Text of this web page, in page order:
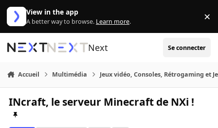
Aller au contenu
View in the app
A better way to browse. Learn more. ×
Next Se connecter
Accueil Multimédia Jeux vidéo, Consoles, Rétrogaming et
INcraft, le serveur Minecraft de NXi !